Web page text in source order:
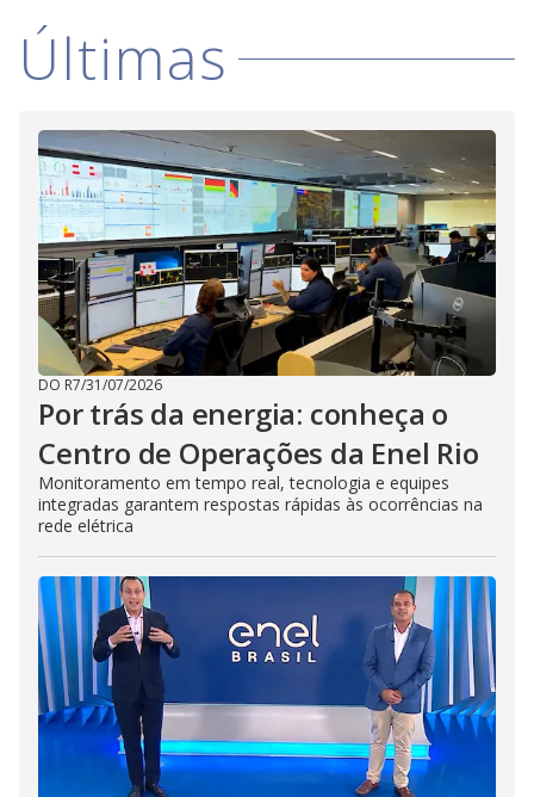
i
d
e
o
Últimas
DO R7/31/07/2026
Por trás da energia: conheça o
Centro de Operações da Enel Rio
Monitoramento em tempo real, tecnologia e equipes
integradas garantem respostas rápidas às ocorrências na
rede elétrica